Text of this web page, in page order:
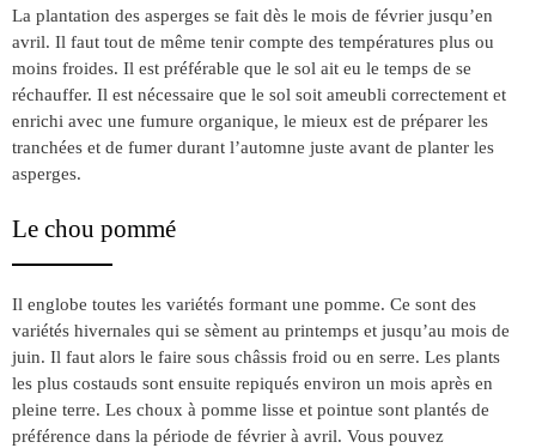
La plantation des asperges se fait dès le mois de février jusqu’en
avril. Il faut tout de même tenir compte des températures plus ou
moins froides. Il est préférable que le sol ait eu le temps de se
réchauffer. Il est nécessaire que le sol soit ameubli correctement et
enrichi avec une fumure organique, le mieux est de préparer les
tranchées et de fumer durant l’automne juste avant de planter les
asperges.
Le chou pommé
Il englobe toutes les variétés formant une pomme. Ce sont des
variétés hivernales qui se sèment au printemps et jusqu’au mois de
juin. Il faut alors le faire sous châssis froid ou en serre. Les plants
les plus costauds sont ensuite repiqués environ un mois après en
pleine terre. Les choux à pomme lisse et pointue sont plantés de
préférence dans la période de février à avril. Vous pouvez